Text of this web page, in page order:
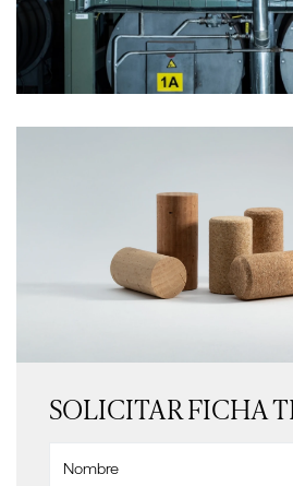
SOLICITAR FICHA